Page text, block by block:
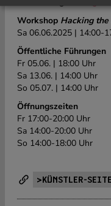
Workshop Hacking the
Sa 06.06.2025 | 14:00-
Öffentliche Führungen
Fr 05.06. | 18:00 Uhr
Sa 13.06. | 14:00 Uhr
So 05.07. | 14:00 Uhr
Öffnungszeiten
Fr 17:00-20:00 Uhr
Sa 14:00-20:00 Uhr
So 14:00-18:00 Uhr
>KÜNSTLER-